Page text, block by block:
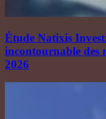
Étude Natixis
incontournable des
2026